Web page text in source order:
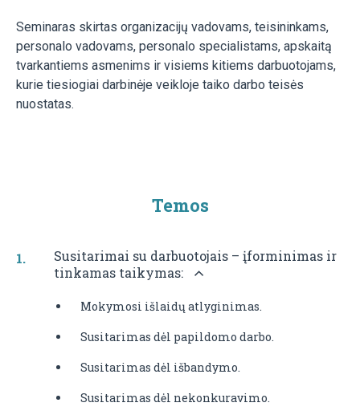
Seminaras skirtas organizacijų vadovams, teisininkams,
personalo vadovams, personalo specialistams, apskaitą
tvarkantiems asmenims ir visiems kitiems darbuotojams,
kurie tiesiogiai darbinėje veikloje taiko darbo teisės
nuostatas.
Temos
Susitarimai su darbuotojais – įforminimas ir
tinkamas taikymas:
Mokymosi išlaidų atlyginimas.
Susitarimas dėl papildomo darbo.
Susitarimas dėl išbandymo.
Susitarimas dėl nekonkuravimo.